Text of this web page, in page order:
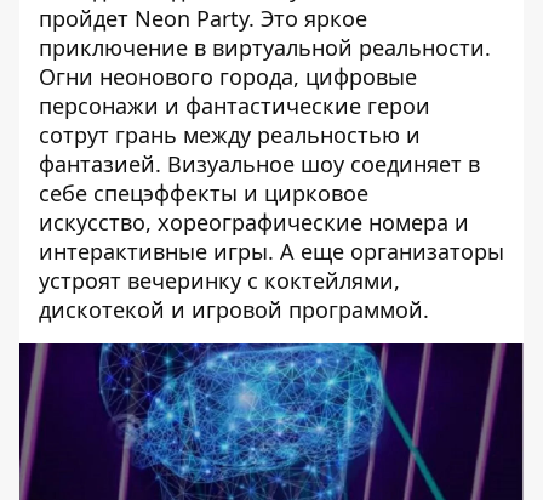
пройдет Neon Party. Это яркое
приключение в виртуальной реальности.
Огни неонового города, цифровые
персонажи и фантастические герои
сотрут грань между реальностью и
фантазией. Визуальное шоу соединяет в
себе спецэффекты и цирковое
искусство, хореографические номера и
интерактивные игры. А еще организаторы
устроят вечеринку с коктейлями,
дискотекой и игровой программой.